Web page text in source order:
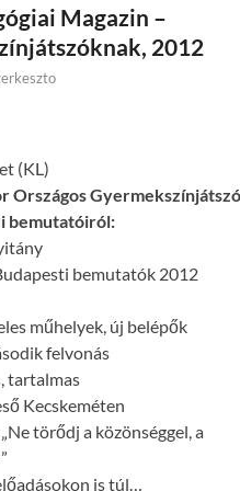
Magazin –
2012
(KL)
Országos Gyermekszínjátszó
bemutatóiról:
bemutatók 2012
műhelyek, új belépők
felvonás
tartalmas
Kecskeméten
törődj a közönséggel, a
is túl…